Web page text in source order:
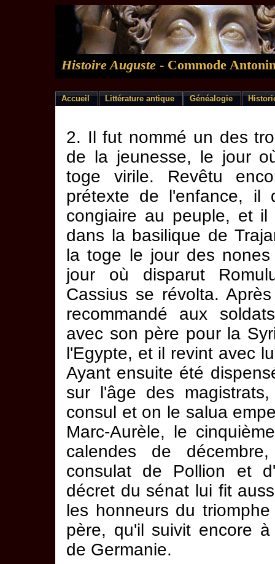
Histoire Auguste - Commode
Accueil Littérature antique Généalogie
2. Il fut nommé un des
de la jeunesse, le jour
toge virile. Revêtu
prétexte de l'enfance, il
congiaire au peuple, et il
dans la basilique de
la toge le jour des
jour où disparut
Cassius se révolta.
recommandé aux
avec son père pour la
l'Egypte, et il revint avec
Ayant ensuite été
sur l'âge des
consul et on le salua
Marc-Aurèle, le
calendes de
consulat de Pollion et
décret du sénat lui fit
les honneurs du
père, qu'il suivit encore
de Germanie.